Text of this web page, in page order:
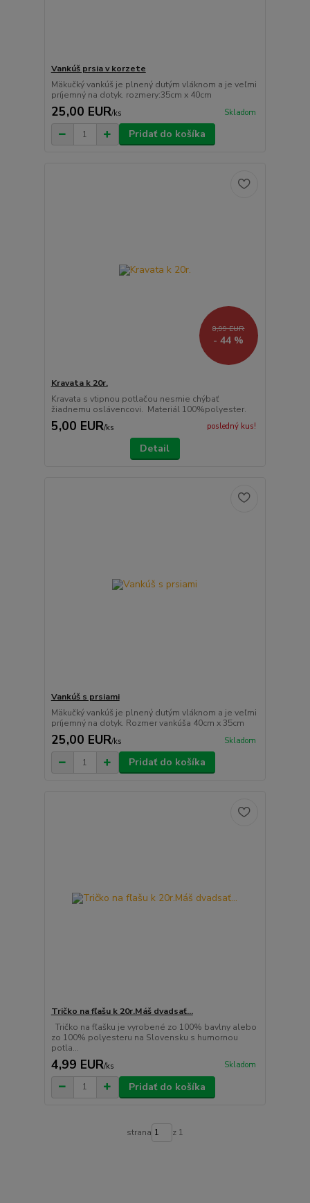
Vankúš prsia v korzete
Mäkučký vankúš je plnený dutým vláknom a je veľmi
príjemný na dotyk. rozmery:35cm x 40cm
25,00 EUR/ks Skladom
Pridať do košíka
8,99 EUR
- 44 %
Kravata k 20r.
Kravata s vtipnou potlačou nesmie chýbať
žiadnemu oslávencovi. Materiál 100%polyester.
5,00 EUR/ks posledný kus!
Detail
Vankúš s prsiami
Mäkučký vankúš je plnený dutým vláknom a je veľmi
príjemný na dotyk. Rozmer vankúša 40cm x 35cm
25,00 EUR/ks Skladom
Pridať do košíka
Tričko na fľašu k 20r.Máš dvadsať...
Tričko na fľašku je vyrobené zo 100% bavlny alebo
zo 100% polyesteru na Slovensku s humornou
potla...
4,99 EUR/ks Skladom
Pridať do košíka
strana z 1